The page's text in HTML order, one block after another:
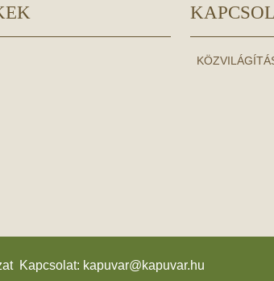
Kapcsolat: kapuvar@kapuvar.hu